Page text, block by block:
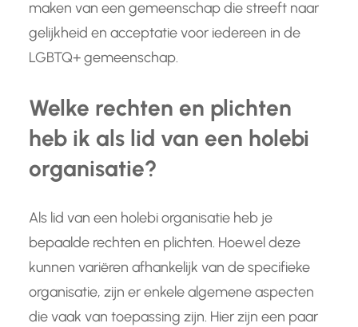
maken van een gemeenschap die streeft naar
gelijkheid en acceptatie voor iedereen in de
LGBTQ+ gemeenschap.
Welke rechten en plichten
heb ik als lid van een holebi
organisatie?
Als lid van een holebi organisatie heb je
bepaalde rechten en plichten. Hoewel deze
kunnen variëren afhankelijk van de specifieke
organisatie, zijn er enkele algemene aspecten
die vaak van toepassing zijn. Hier zijn een paar